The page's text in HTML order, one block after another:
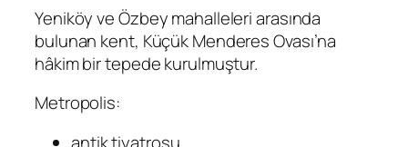
Yeniköy ve Özbey mahalleleri arasında
bulunan kent, Küçük Menderes Ovası’na
hâkim bir tepede kurulmuştur.
Metropolis:
antik tiyatrosu,